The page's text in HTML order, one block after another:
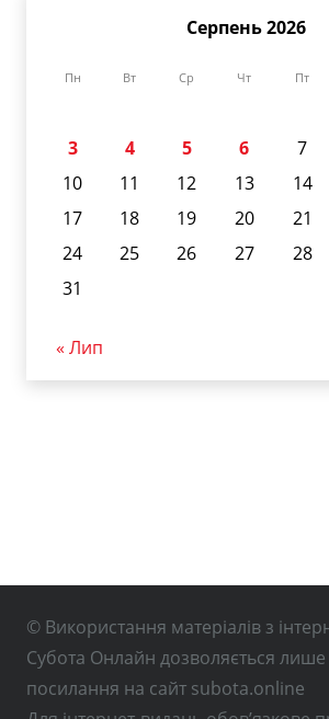
Серпень 2026
Пн Вт Ср Чт Пт
3
4 5 6 7
10
11 12 13 14
17
18 19 20 21
24
25 26 27 28
31
« Лип
© Використання матеріалів з
Субота Онлайн дозволяється
посилання на сайт subota.online